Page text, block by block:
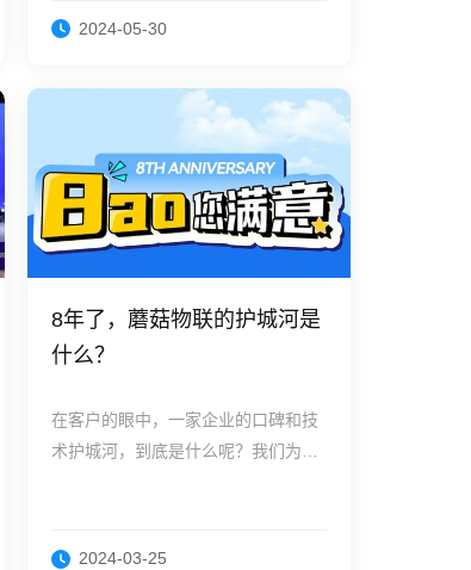
2024-05-30
8年了，蘑菇物联的护城河是
什么？
在客户的眼中，一家企业的口碑和技
术护城河，到底是什么呢？我们为你
2024-03-25